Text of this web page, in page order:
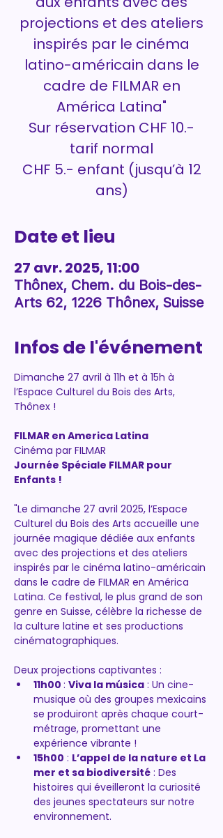
projections et des ateliers
inspirés par le cinéma
latino-américain dans le
cadre de FILMAR en
América Latina"
Sur réservation CHF 10.-
tarif normal
CHF 5.- enfant (jusqu’à 12
ans)
Date et lieu
27 avr. 2025, 11:00
Thônex, Chem. du Bois-des-
Arts 62, 1226 Thônex, Suisse
Infos de l'événement
Dimanche 27 avril à 11h et à 15h à
l’Espace Culturel du Bois des Arts,
Thônex !
FILMAR en America Latina
Cinéma par FILMAR
Journée Spéciale FILMAR pour
Enfants !
"Le dimanche 27 avril 2025, l’Espace
Culturel du Bois des Arts accueille une
journée magique dédiée aux enfants
avec des projections et des ateliers
inspirés par le cinéma latino-américain
dans le cadre de FILMAR en América
Latina. Ce festival, le plus grand de son
genre en Suisse, célèbre la richesse de
la culture latine et ses productions
cinématographiques.
Deux projections captivantes :
11h00 : Viva la música : Un cine-
musique où des groupes mexicains
se produiront après chaque court-
métrage, promettant une
expérience vibrante !
15h00 : L’appel de la nature et La
mer et sa biodiversité : Des
histoires qui éveilleront la curiosité
des jeunes spectateurs sur notre
environnement.